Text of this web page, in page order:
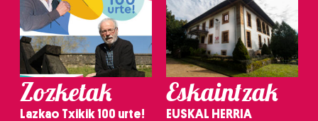
Zozketak
Lazkao Txikik 100 urte!
Eskaintzak
EUSKAL HERRIA